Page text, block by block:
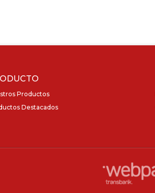
Productos
Destacados